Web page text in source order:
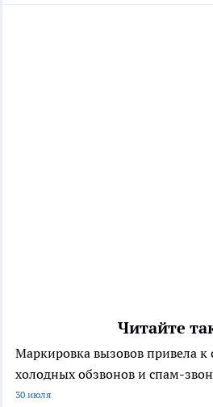
Читайте
Маркировка вызовов привела
холодных обзвонов и спам-
30 июля